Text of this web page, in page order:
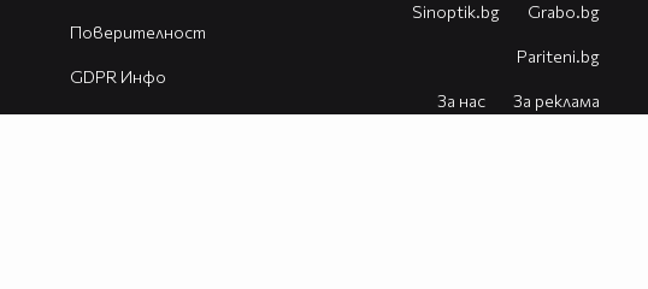
Поверителност
GDPR Инфо
Известия
Sinoptik.bg Grabo.bg
Pariteni.bg
За нас За реклама